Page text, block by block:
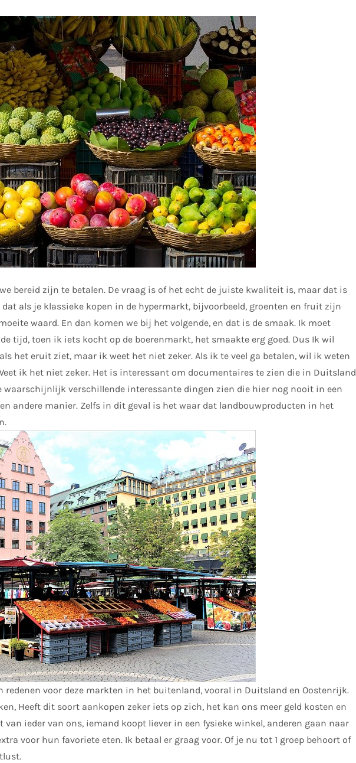
bereid zijn te betalen. De vraag is of het echt de juiste kwaliteit is, maar dat is
dat als je klassieke kopen in de hypermarkt, bijvoorbeeld, groenten en fruit zijn
waard. En dan komen we bij het volgende, en dat is de smaak. Ik moet
tijd, toen ik iets kocht op de boerenmarkt, het smaakte erg goed. Dus Ik wil
het eruit ziet, maar ik weet het niet zeker. Als ik te veel ga betalen, wil ik weten
ik het niet zeker. Het is interessant om documentaires te zien die in Duitsland
waarschijnlijk verschillende interessante dingen zien die hier nog nooit in een
andere manier. Zelfs in dit geval is het waar dat landbouwproducten in het
redenen voor deze markten in het buitenland, vooral in Duitsland en Oostenrijk.
Heeft dit soort aankopen zeker iets op zich, het kan ons meer geld kosten en
van ieder van ons, iemand koopt liever in een fysieke winkel, anderen gaan naar
voor hun favoriete eten. Ik betaal er graag voor. Of je nu tot 1 groep behoort of